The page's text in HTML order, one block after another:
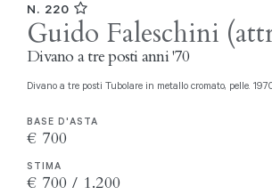
N. 220
Guido Faleschini
Divano a tre posti anni '70
Divano a tre posti Tubolare in metallo cromato, pelle.
BASE D'ASTA
€ 700
STIMA
€ 700 / 1.200